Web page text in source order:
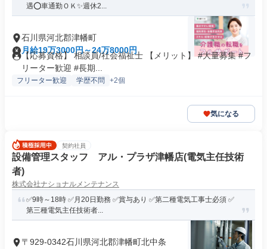
遇⭕️車通勤ＯＫ✨週休2...
石川県河北郡津幡町
月給19万3000円～24万8000円
【応募資格】 相談員/社会福祉士 【メリット】 #大量募集 #フ
リーター歓迎 #長期...
フリーター歓迎 学歴不問 +2個
気になる
契約社員
設備管理スタッフ アル・プラザ津幡店(電気主任技術
者)
株式会社ナショナルメンテナンス
✅9時～18時 ✅月20日勤務 ✅賞与あり ✅第二種電気工事士必須 ✅
第三種電気主任技術者...
〒929-0342石川県河北郡津幡町北中条